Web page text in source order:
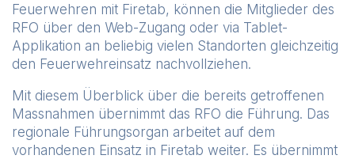
Feuerwehren mit Firetab, können die Mitglieder des
RFO über den Web-Zugang oder via Tablet-
Applikation an beliebig vielen Standorten gleichzeitig
den Feuerwehreinsatz nachvollziehen.
Mit diesem Überblick über die bereits getroffenen
Massnahmen übernimmt das RFO die Führung. Das
regionale Führungsorgan arbeitet auf dem
vorhandenen Einsatz in Firetab weiter. Es übernimmt